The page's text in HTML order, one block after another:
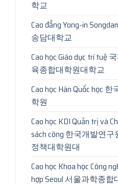
학교
Cao đẳng Yong-in
송담대학교
Cao học Giáo dục trí tuệ
육종합대학원대학교
Cao học Hàn Quốc học 한
학원
Cao học KDI Quản trị và
sách công 한국개발연구
정책대학원대
Cao học Khoa học Công
hợp Seoul 서울과학종합